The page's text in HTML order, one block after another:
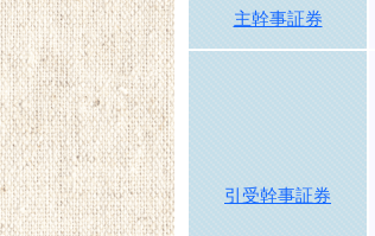
主幹事証券
引受幹事証券